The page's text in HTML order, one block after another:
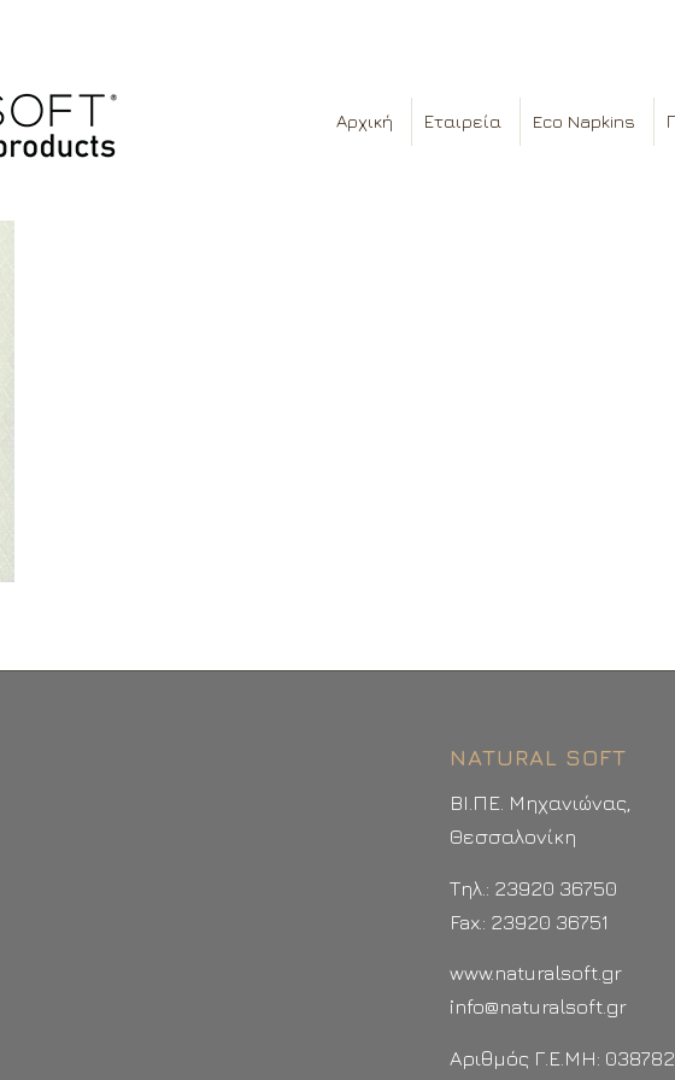
Αρχική Εταιρεία Eco Napkins
NATURAL SOFT
ΒΙ.ΠΕ. Μηχανιώνας,
Θεσσαλονίκη
Τηλ.: 23920 36750
Fax.: 23920 36751
www.naturalsoft.gr
info@naturalsoft.gr
Αριθμός Γ.Ε.ΜΗ: